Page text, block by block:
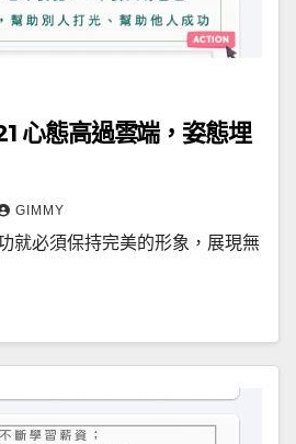
心態高過雲端，姿態埋
GIMMY
就必須保持完美的形象，展現無